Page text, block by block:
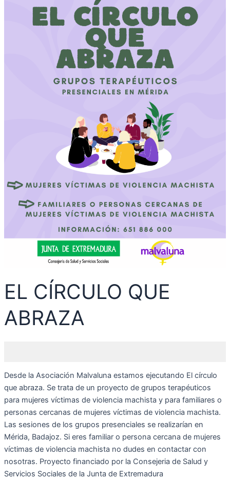
EL CÍRCULO QUE
ABRAZA
Desde la Asociación Malvaluna estamos ejecutando El círculo
que abraza. Se trata de un proyecto de grupos terapéuticos
para mujeres víctimas de violencia machista y para familiares o
personas cercanas de mujeres víctimas de violencia machista.
Las sesiones de los grupos presenciales se realizarían en
Mérida, Badajoz. Si eres familiar o persona cercana de mujeres
víctimas de violencia machista no dudes en contactar con
nosotras. Proyecto financiado por la Consejeria de Salud y
Servicios Sociales de la Junta de Extremadura
CÍRCULO